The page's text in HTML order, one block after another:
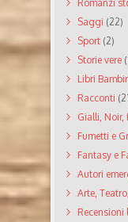
Romanzi
Saggi (22)
Sport (2)
Storie vere
Libri
Racconti
Gialli, Noir,
Fumetti e
Fantasy e
Autori
Arte,
Recensioni